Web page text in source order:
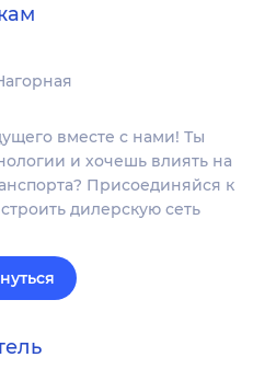
вместе с нами! Ты
и хочешь влиять на
Присоединяйся к
дилерскую сеть